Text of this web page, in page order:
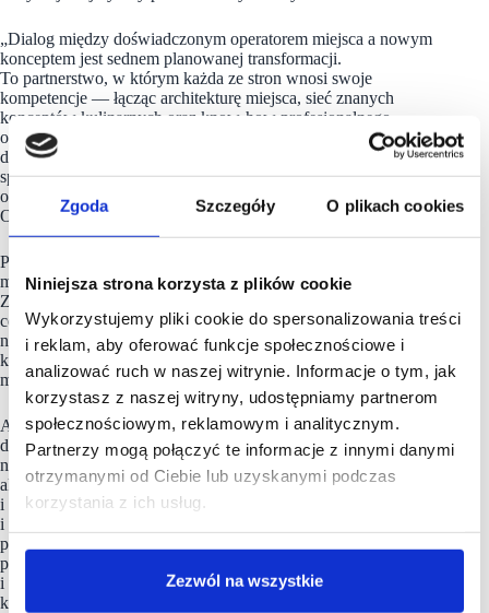
Zgoda Szczegóły O plikach cookies
Niniejsza strona korzysta z plików cookie
Wykorzystujemy pliki cookie do spersonalizowania treści
i reklam, aby oferować funkcje społecznościowe i
analizować ruch w naszej witrynie. Informacje o tym, jak
korzystasz z naszej witryny, udostępniamy partnerom
społecznościowym, reklamowym i analitycznym.
Partnerzy mogą połączyć te informacje z innymi danymi
otrzymanymi od Ciebie lub uzyskanymi podczas
korzystania z ich usług.
Zezwól na wszystkie
„Dialog między doświadczonym operatorem miejsca a nowym
konceptem jest sednem planowanej transformacji.
To partnerstwo, w którym każda ze stron wnosi swoje
kompetencje — łącząc architekturę miejsca, sieć znanych
konceptów kulinarnych oraz know‑how profesjonalnego
operatora rozrywki — aby wejść na nowy poziom kreowania
doświadczeń dla gości – mieszkańców, turystów, lokalnych
społeczności, ale także firm i grup korzystających z oferty
okolicznościowo” – podsumowuje Maciej Podlasin, Dyrektor
Operacyjny Arcade Bee.
Premiera Arcade Bee następuje w szczególnym dla Koszyków
momencie historii: Hala obchodzi swój cynowy jubileusz.
Została też po raz trzeci wyróżniona tytułem Superbrands,
co potwierdza jej silną pozycję i zaufanie gości. Dodanie
nowego formatu rozrywki pokazuje, że ewoluuje,
konsekwentnie rozwija swoje funkcje, łącząc dziedzictwo
miejsca z nowymi trendami i potrzebami miejskiego życia.
Arcade Bee w Hali Koszyki to propozycja adresowana
do szerokiego spektrum użytkowników: od par szukających
nietuzinkowego wieczoru, przez grupy znajomych chcące
aktywnie spędzić czas, po organizatorów wydarzeń firmowych
i kulturalnych. W planie jest też bogaty kalendarz występów
i wydarzeń — od koncertów akustycznych i stand‑upu,
po wieczory tematyczne i turnieje — które mają ożywiać
przestrzeń poza standardowymi godzinami gastronomicznymi
i wpisywać się w kuratorowany przez Koszyki program
kulturalny.